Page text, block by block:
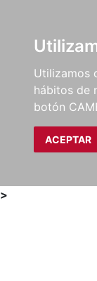
Utilizamos
hábitos de
botón
ACEPTAR
LIBROS
>